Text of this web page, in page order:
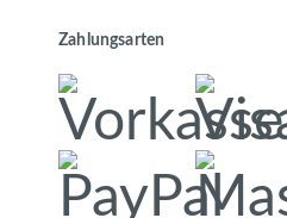
Zahlungsarten